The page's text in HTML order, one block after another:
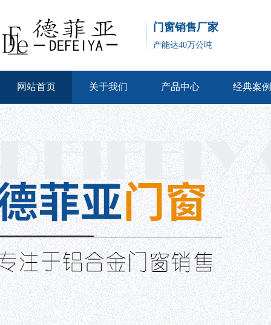
门窗销售厂家
产能达40万公吨
网站首页 关于我们 产品中心 经典案例